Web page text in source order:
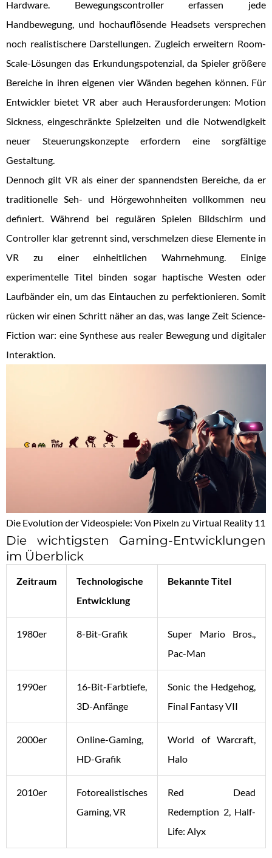
Hardware. Bewegungscontroller erfassen jede
Handbewegung, und hochauflösende Headsets versprechen
noch realistischere Darstellungen. Zugleich erweitern Room-
Scale-Lösungen das Erkundungspotenzial, da Spieler größere
Bereiche in ihren eigenen vier Wänden begehen können. Für
Entwickler bietet VR aber auch Herausforderungen: Motion
Sickness, eingeschränkte Spielzeiten und die Notwendigkeit
neuer Steuerungskonzepte erfordern eine sorgfältige
Gestaltung.
Dennoch gilt VR als einer der spannendsten Bereiche, da er
traditionelle Seh- und Hörgewohnheiten vollkommen neu
definiert. Während bei regulären Spielen Bildschirm und
Controller klar getrennt sind, verschmelzen diese Elemente in
VR zu einer einheitlichen Wahrnehmung. Einige
experimentelle Titel binden sogar haptische Westen oder
Laufbänder ein, um das Eintauchen zu perfektionieren. Somit
rücken wir einen Schritt näher an das, was lange Zeit Science-
Fiction war: eine Synthese aus realer Bewegung und digitaler
Interaktion.
Die Evolution der Videospiele: Von Pixeln zu Virtual Reality 11
Die wichtigsten Gaming-Entwicklungen
im Überblick
Zeitraum
Technologische
Entwicklung
Bekannte Titel
1980er 8-Bit-Grafik
Super Mario Bros.,
Pac-Man
1990er
16-Bit-Farbtiefe,
3D-Anfänge
Sonic the Hedgehog,
Final Fantasy VII
2000er
Online-Gaming,
HD-Grafik
World of Warcraft,
Halo
2010er
Fotorealistisches
Gaming, VR
Red Dead
Redemption 2, Half-
Life: Alyx